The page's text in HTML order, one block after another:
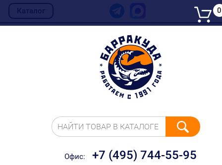
Каталог
НАЙТИ ТОВАР В КАТАЛОГЕ
Офис: +7 (495) 744-55-95
0